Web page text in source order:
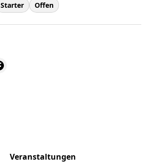
Starter Offen
Veranstaltungen